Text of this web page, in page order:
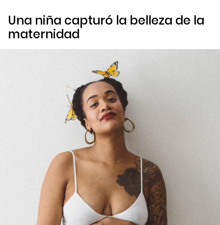
Una niña capturó la belleza de la
maternidad